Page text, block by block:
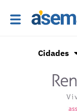
Cidades